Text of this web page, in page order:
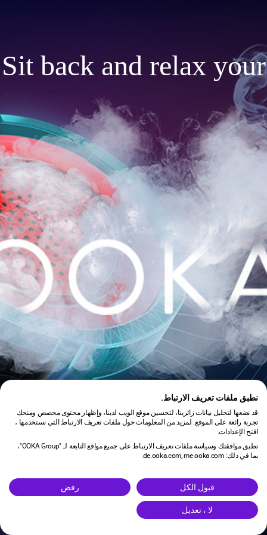
Sit back and relax your
is under maintenance.
نطبق ملفات تعريف الارتباط.
قد نضعها لتحليل بيانات زائرينا، لتحسين موقع الويب لدينا، وإظهار محتوى مخصص ومنحك
تجربة رائعة على الموقع. لمزيد من المعلومات حول ملفات تعريف الارتباط التي نستخدمها ،
افتح الإعدادات.
تطبق موافقتك وسياسة ملفات تعريف الارتباط على جميع مواقع التابعة لـ "OOKA Group"،
بما في ذلك: de.ooka.com, me.ooka.com.
قبول الكل رفض
لا ، تعديل